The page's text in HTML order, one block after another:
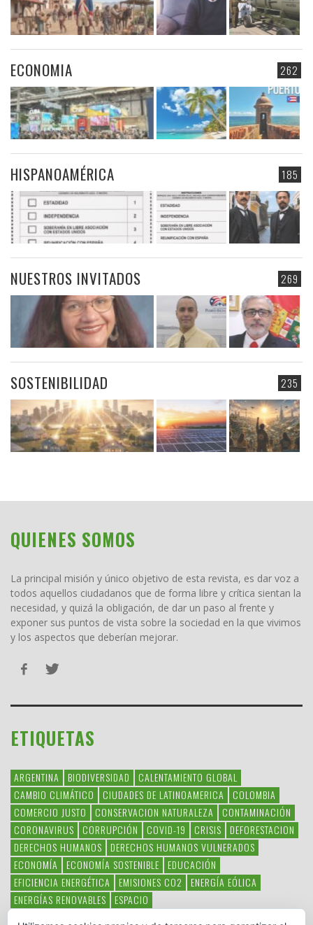
262
ECONOMIA
185
HISPANOAMÉRICA
269
NUESTROS INVITADOS
235
SOSTENIBILIDAD
QUIENES SOMOS
La principal misión y único objetivo de esta revista, es dar voz a
todos aquellos ciudadanos que de forma libre y crítica sientan la
necesidad, y quizá la obligación, de dar un paso al frente y
exponer sus puntos de vista sobre la sociedad en la que vivimos
y los aspectos que deberían mejorar.
ETIQUETAS
ARGENTINA BIODIVERSIDAD
CALENTAMIENTO GLOBAL
CAMBIO CLIMÁTICO
CIUDADES DE LATINOAMERICA
COLOMBIA
COMERCIO JUSTO
CONSERVACION NATURALEZA
CONTAMINACIÓN
CORONAVIRUS
CORRUPCIÓN COVID-19 CRISIS
DEFORESTACION
DERECHOS HUMANOS
DERECHOS HUMANOS VULNERADOS
ECONOMÍA
ECONOMÍA SOSTENIBLE
EDUCACIÓN
EFICIENCIA ENERGÉTICA
EMISIONES CO2
ENERGÍA EÓLICA
ENERGÍAS RENOVABLES
ESPACIO